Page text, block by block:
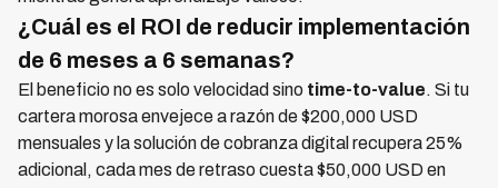
¿Cuál es el ROI de reducir implementación
de 6 meses a 6 semanas?
El beneficio no es solo velocidad sino time-to-value. Si tu
cartera morosa envejece a razón de $200,000 USD
mensuales y la solución de cobranza digital recupera 25%
adicional, cada mes de retraso cuesta $50,000 USD en